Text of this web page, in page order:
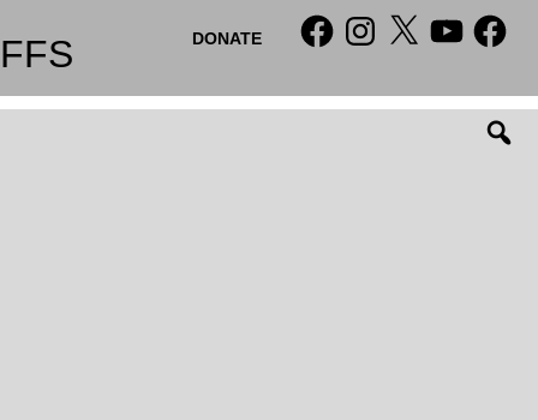
to
content
FacebookInstagram
X YouTube
DONATE
FFS